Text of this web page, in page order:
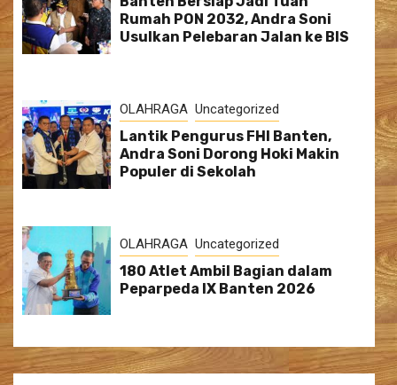
Rumah PON 2032, Andra Soni
Usulkan Pelebaran Jalan ke BIS
OLAHRAGA Uncategorized
Lantik Pengurus FHI Banten,
Andra Soni Dorong Hoki Makin
Populer di Sekolah
OLAHRAGA Uncategorized
180 Atlet Ambil Bagian dalam
Peparpeda IX Banten 2026